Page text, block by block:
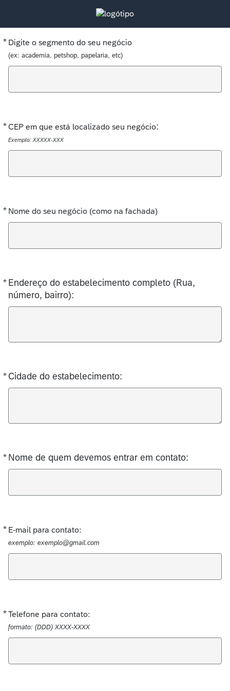
* Digite o segmento do seu negócio
(ex: academia, petshop, papelaria, etc)
Obrigatório
*CEP em que está localizado seu negócio:
Exemplo: XXXXX-XXX
Obrigatório
* Nome do seu negócio (como na fachada)
Obrigatório
* Endereço do estabelecimento completo (Rua,
número, bairro):
Obrigatório
*Cidade do estabelecimento:
Obrigatório
* Nome de quem devemos entrar em contato:
Obrigatório
* E-mail para contato:
exemplo: exemplo@gmail.com
Obrigatório
*Telefone para contato:
formato: (DDD) XXXX-XXXX
Obrigatório